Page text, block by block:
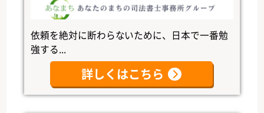
依頼を絶対に断わらないために、日本で一番勉
強する...
詳しくはこちら